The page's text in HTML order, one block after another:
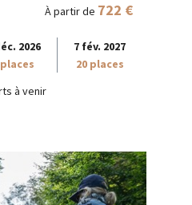
À partir de 722 €
2026
7 fév. 2027
20 places
à venir